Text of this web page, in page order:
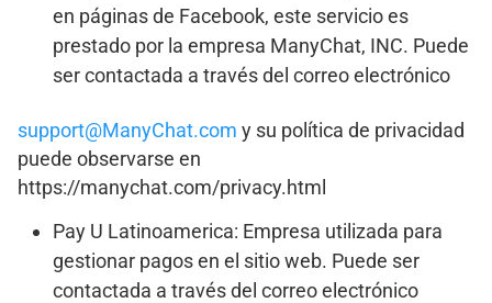
en páginas de Facebook, este servicio es
prestado por la empresa ManyChat, INC. Puede
ser contactada a través del correo electrónico
support@ManyChat.com y su política de privacidad
puede observarse en
https://manychat.com/privacy.html
Pay U Latinoamerica: Empresa utilizada para
gestionar pagos en el sitio web. Puede ser
contactada a través del correo electrónico